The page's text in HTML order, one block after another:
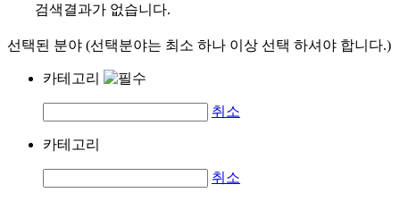
검색결과가 없습니다.
선택된 분야 (선택분야는 최소 하나 이상 선택 하셔야 합니다.)
카테고리
취소
카테고리
취소